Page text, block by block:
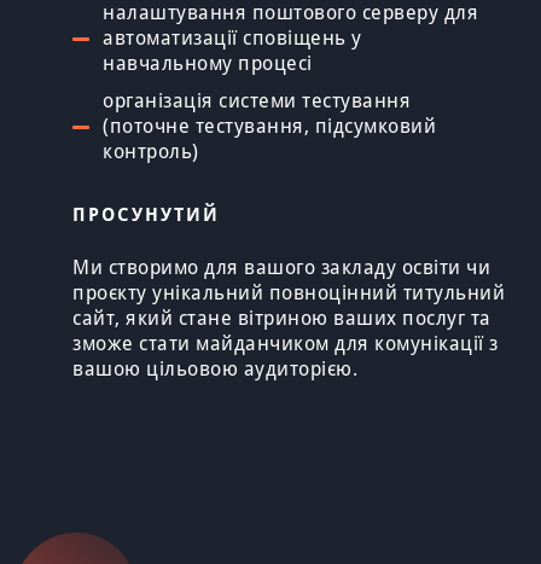
налаштування поштового серверу для
автоматизації сповіщень у
навчальному процесі
організація системи тестування
(поточне тестування, підсумковий
контроль)
ПРОСУНУТИЙ
Ми створимо для вашого закладу освіти чи
проєкту унікальний повноцінний титульний
сайт, який стане вітриною ваших послуг та
зможе стати майданчиком для комунікації з
вашою цільовою аудиторією.